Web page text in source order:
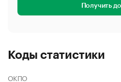
Получить
Коды статистики
ОКПО